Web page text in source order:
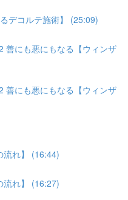
デコルテ施術】 (25:09)
善にも悪にもなる【ウィンザ
善にも悪にもなる【ウィンザ
流れ】 (16:44)
流れ】 (16:27)